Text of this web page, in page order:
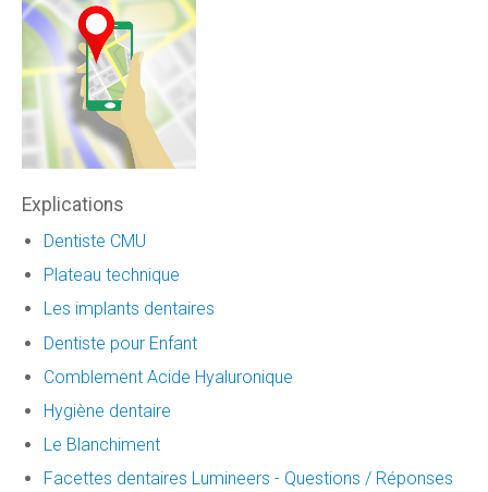
Explications
Dentiste CMU
Plateau technique
Les implants dentaires
Dentiste pour Enfant
Comblement Acide Hyaluronique
Hygiène dentaire
Le Blanchiment
Facettes dentaires Lumineers - Questions / Réponses